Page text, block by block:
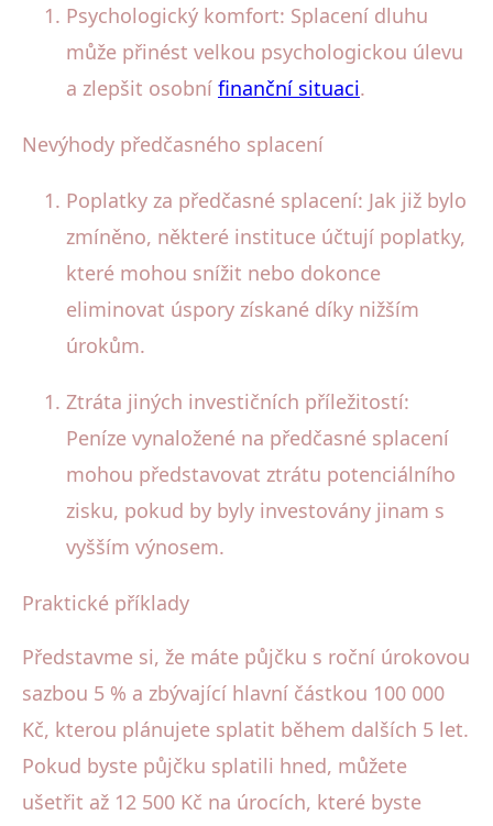
Psychologický komfort: Splacení dluhu
může přinést velkou psychologickou úlevu
a zlepšit osobní finanční situaci.
Nevýhody předčasného splacení
Poplatky za předčasné splacení: Jak již bylo
zmíněno, některé instituce účtují poplatky,
které mohou snížit nebo dokonce
eliminovat úspory získané díky nižším
úrokům.
Ztráta jiných investičních příležitostí:
Peníze vynaložené na předčasné splacení
mohou představovat ztrátu potenciálního
zisku, pokud by byly investovány jinam s
vyšším výnosem.
Praktické příklady
Představme si, že máte půjčku s roční úrokovou
sazbou 5 % a zbývající hlavní částkou 100 000
Kč, kterou plánujete splatit během dalších 5 let.
Pokud byste půjčku splatili hned, můžete
ušetřit až 12 500 Kč na úrocích, které byste